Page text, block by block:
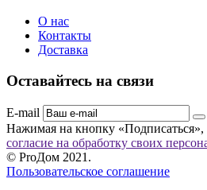
О нас
Контакты
Доставка
Оставайтесь на связи
E-mail
Нажимая на кнопку «Подписаться»,
согласие на обработку своих
© ProДом 2021.
Пользовательское соглашение